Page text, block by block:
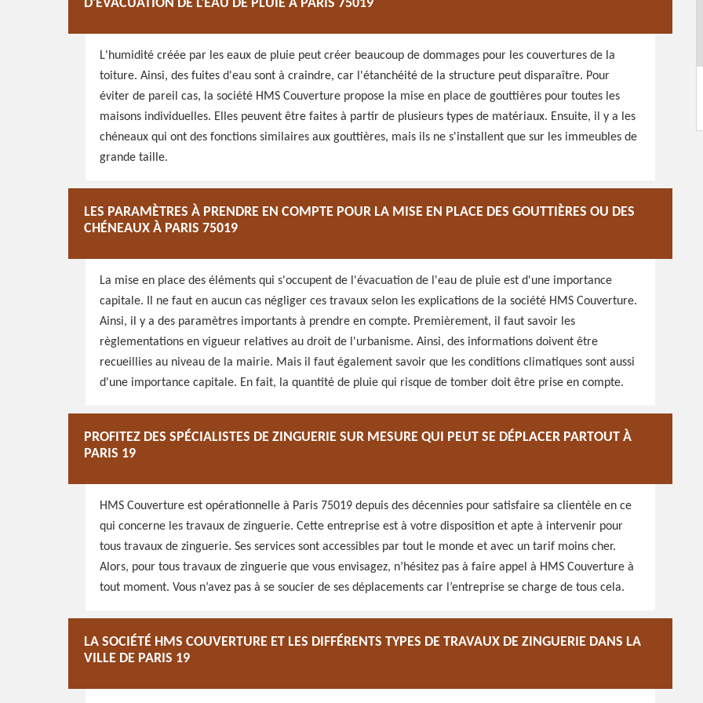
D'ÉVACUATION DE L'EAU DE PLUIE À PARIS 75019
L'humidité créée par les eaux de pluie peut créer beaucoup de dommages pour les couvertures de la
toiture. Ainsi, des fuites d'eau sont à craindre, car l'étanchéité de la structure peut disparaître. Pour
éviter de pareil cas, la société HMS Couverture propose la mise en place de gouttières pour toutes les
maisons individuelles. Elles peuvent être faites à partir de plusieurs types de matériaux. Ensuite, il y a les
chéneaux qui ont des fonctions similaires aux gouttières, mais ils ne s'installent que sur les immeubles de
grande taille.
LES PARAMÈTRES À PRENDRE EN COMPTE POUR LA MISE EN PLACE DES GOUTTIÈRES OU DES
CHÉNEAUX À PARIS 75019
La mise en place des éléments qui s'occupent de l'évacuation de l'eau de pluie est d'une importance
capitale. Il ne faut en aucun cas négliger ces travaux selon les explications de la société HMS Couverture.
Ainsi, il y a des paramètres importants à prendre en compte. Premièrement, il faut savoir les
règlementations en vigueur relatives au droit de l'urbanisme. Ainsi, des informations doivent être
recueillies au niveau de la mairie. Mais il faut également savoir que les conditions climatiques sont aussi
d'une importance capitale. En fait, la quantité de pluie qui risque de tomber doit être prise en compte.
PROFITEZ DES SPÉCIALISTES DE ZINGUERIE SUR MESURE QUI PEUT SE DÉPLACER PARTOUT À
PARIS 19
HMS Couverture est opérationnelle à Paris 75019 depuis des décennies pour satisfaire sa clientèle en ce
qui concerne les travaux de zinguerie. Cette entreprise est à votre disposition et apte à intervenir pour
tous travaux de zinguerie. Ses services sont accessibles par tout le monde et avec un tarif moins cher.
Alors, pour tous travaux de zinguerie que vous envisagez, n’hésitez pas à faire appel à HMS Couverture à
tout moment. Vous n’avez pas à se soucier de ses déplacements car l’entreprise se charge de tous cela.
LA SOCIÉTÉ HMS COUVERTURE ET LES DIFFÉRENTS TYPES DE TRAVAUX DE ZINGUERIE DANS LA
VILLE DE PARIS 19